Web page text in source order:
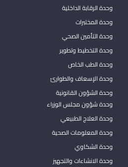
وحدة الرقابة الداخلية
وحدة المختبرات
وحدة التأمين الصحي
وحدة التخطيط وتطوير
وحدة الطب الخاص
وحدة الإسعاف والطوارئ
وحدة الشؤون القانونية
وحدة شؤون مجلس الوزراء
وحدة العلاج الطبيعي
وحدة المعلومات الصحية
وحدة الشكاوي
وحدة الانشاءات والتجهيز